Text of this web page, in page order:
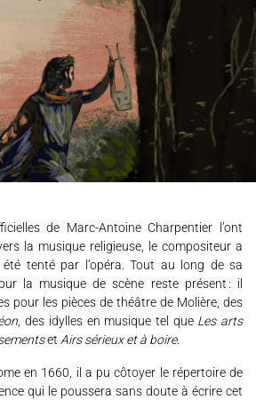
JACQUES MODERNE
SUHUBIETTE
AGENDA
PROGRAMMES
CULTURELLE
DISCOGRAPHIE
la musique religieuse, le compositeur a
tenté par l’opéra. Tout au long de sa
la musique de scène reste présent : il
pour les pièces de théâtre de Molière, des
, des idylles en musique tel que Les arts
et Airs sérieux et à boire.
en 1660, il a pu côtoyer le répertoire de
qui le poussera sans doute à écrire cet